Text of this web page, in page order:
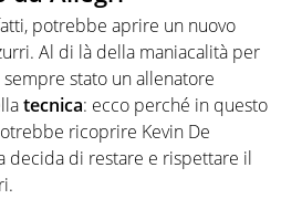
potrebbe aprire un nuovo
Al di là della maniacalità per
sempre stato un allenatore
tecnica: ecco perché in questo
ricoprire Kevin De
decida di restare e rispettare il